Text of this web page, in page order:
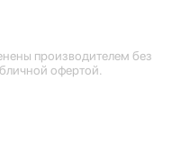
производителем без
офертой.